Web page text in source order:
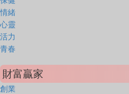
情緒
心靈
活力
青春
財富贏家
創業